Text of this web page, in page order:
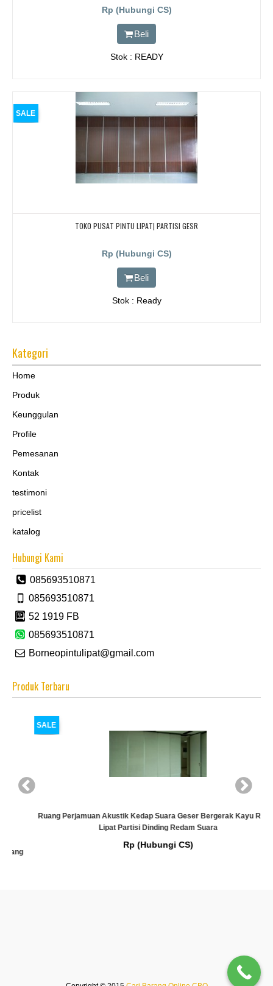
Rp (Hubungi CS)
Beli
Stok : READY
SALE
TOKO PUSAT PINTU LIPAT| PARTISI GESR
Rp (Hubungi CS)
Beli
Stok : Ready
Kategori
Home
Produk
Keunggulan
Profile
Pemesanan
Kontak
testimoni
pricelist
katalog
Hubungi Kami
085693510871
085693510871
52 1919 FB
085693510871
Borneopintulipat@gmail.com
Produk Terbaru
Ruang Perjamuan Akustik Kedap Suara Geser Bergerak Kayu Ruang
Lipat Partisi Dinding Redam Suara
Rp (Hubungi CS)